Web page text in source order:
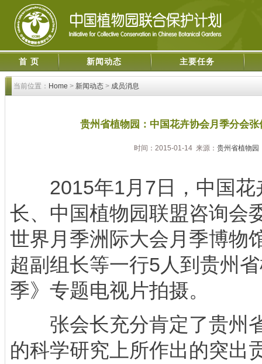
首 页 新闻动态 主要任务
当前位置： Home > 新闻动态 > 成员消息
贵州省植物园：中国花卉协会月季分会
时间：2015-01-14 来源： 贵州省植物园
2015年1月7日，中国花
长、中国植物园联盟咨询会
世界月季洲际大会月季博物
超副组长等一行5人到贵州
季》专题电视片拍摄。
张会长充分肯定了贵州
的科学研究上所作出的突出